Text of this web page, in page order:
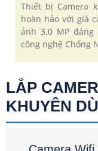
Thiết bị Camera
hoàn hảo với giá
ảnh 3.0 MP
công nghệ Chống
LẮP
KHUYÊN